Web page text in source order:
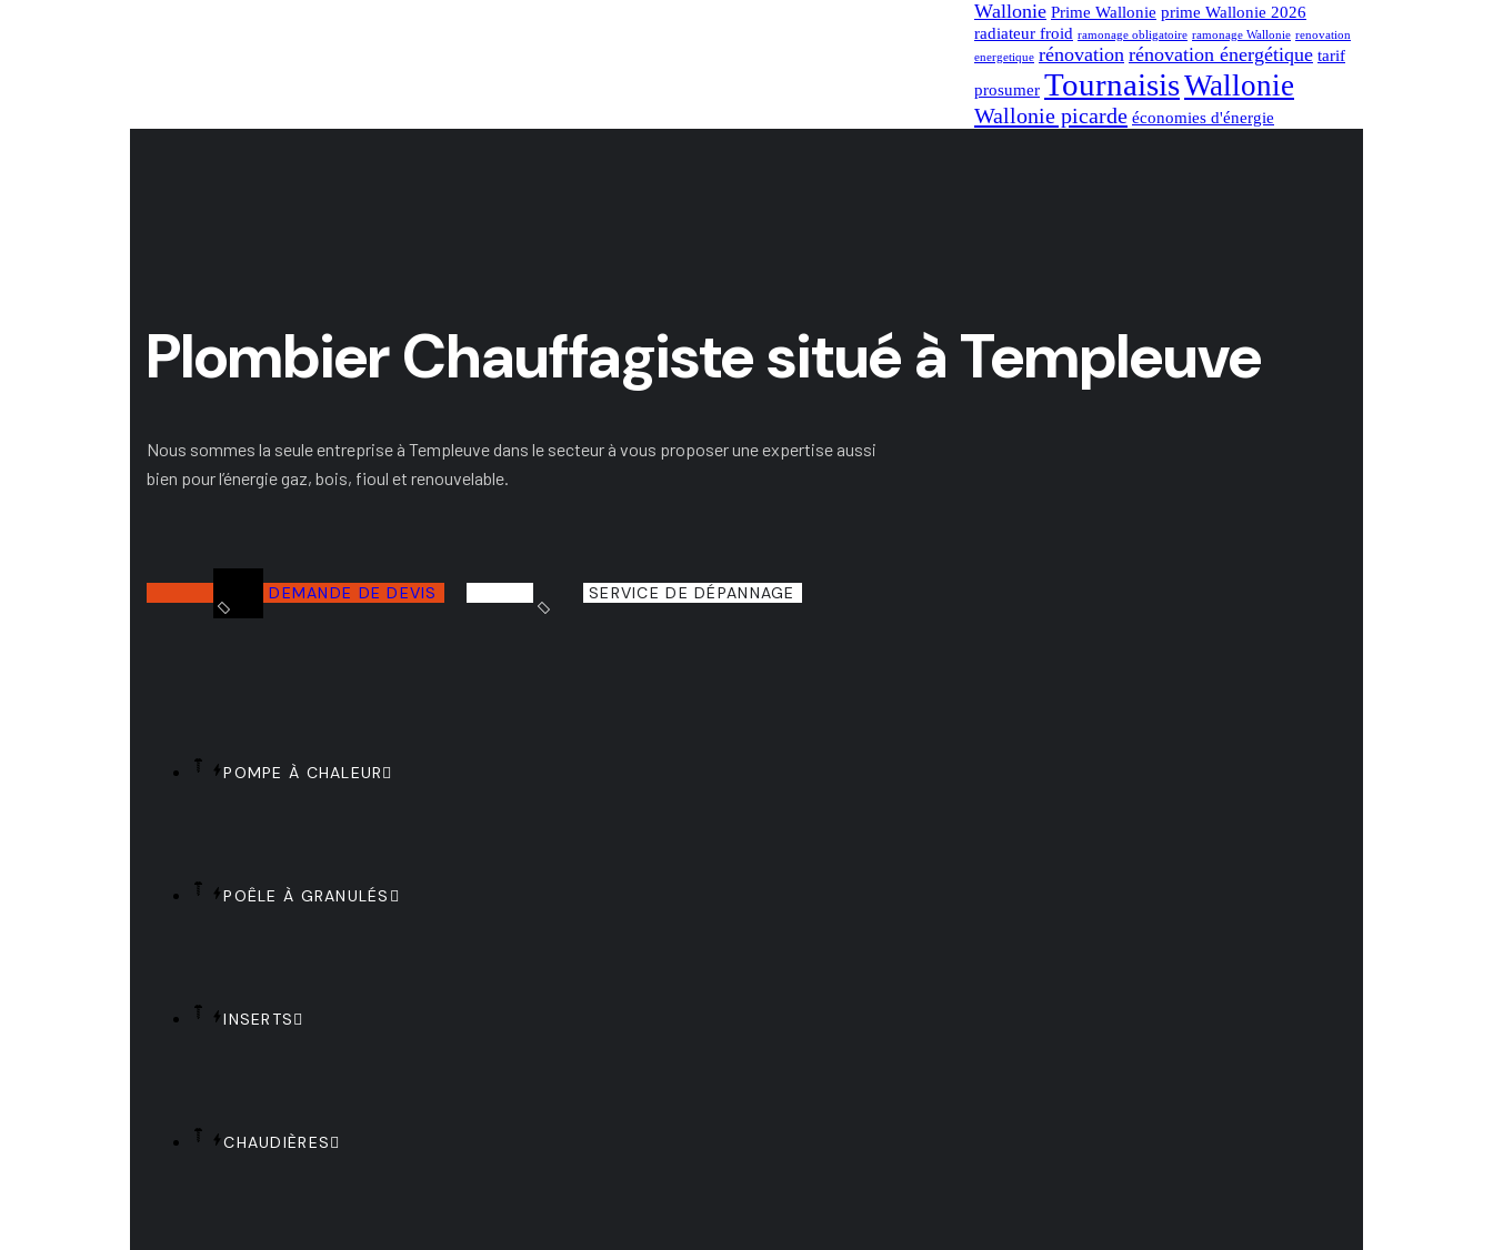
Wallonie Prime Wallonie prime Wallonie 2026
radiateur froid ramonage obligatoire ramonage Wallonie renovation
energetique rénovation rénovation énergétique tarif
prosumer TournaisisWallonie
Wallonie picarde économies d'énergie
Plombier Chauffagiste situé à Templeuve
Nous sommes la seule entreprise à Templeuve dans le secteur à vous proposer une expertise aussi
bien pour l’énergie gaz, bois, fioul et renouvelable.
DEMANDE DE DEVIS SERVICE DE DÉPANNAGE
POMPE À CHALEUR
POÊLE À GRANULÉS
INSERTS
CHAUDIÈRES